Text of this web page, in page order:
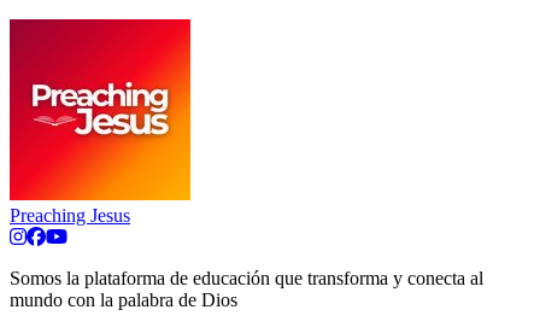
Preaching Jesus
Somos la plataforma de educación que transforma y conecta al
mundo con la palabra de Dios